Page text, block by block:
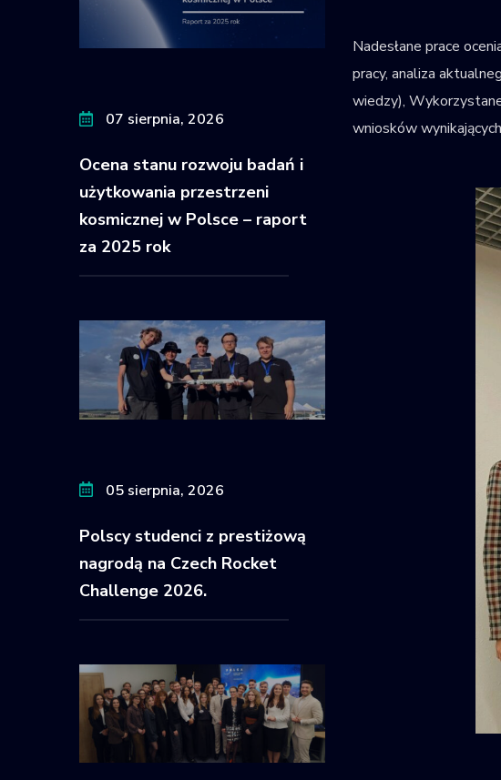
07 sierpnia, 2026
Ocena stanu rozwoju badań i
użytkowania przestrzeni
kosmicznej w Polsce – raport
za 2025 rok
05 sierpnia, 2026
Polscy studenci z prestiżową
nagrodą na Czech Rocket
Challenge 2026.
Nadesłane prace
pracy,​ analiza
wiedzy),​
wniosków